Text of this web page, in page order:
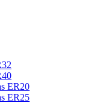
ER20
ER25